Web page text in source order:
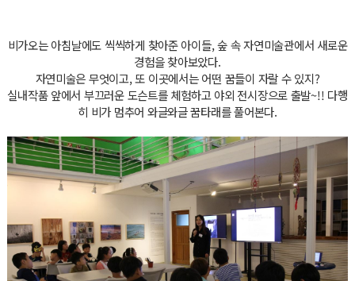
비가오는 아침날에도 씩씩하게 찾아준 아이들, 숲 속 자연미술관에서 새로운
경험을 찾아보았다.
자연미술은 무엇이고, 또 이곳에서는 어떤 꿈들이 자랄 수 있지?
실내작품 앞에서 부끄러운 도슨트를 체험하고 야외 전시장으로 출발~!! 다행
히 비가 멈추어 와글와글 꿈타래를 풀어본다.